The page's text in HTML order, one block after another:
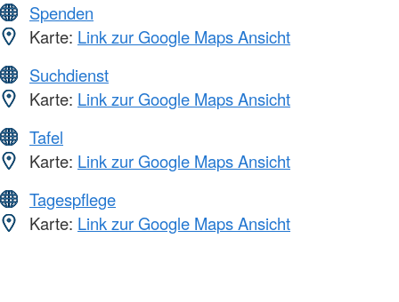
Spenden
Karte: Link zur Google Maps Ansicht
Suchdienst
Karte: Link zur Google Maps Ansicht
Tafel
Karte: Link zur Google Maps Ansicht
Tagespflege
Karte: Link zur Google Maps Ansicht